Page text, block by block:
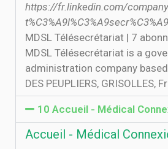
https://fr.linkedin.com/
MDSL Télésecrétariat | 7
MDSL Télésecrétariat is a
administration company
DES PEUPLIERS, GRISOLLES,
10 Accueil - Médical
Accueil - Médical